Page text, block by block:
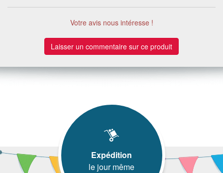
Votre avis nous intéresse !
Laisser un commentaire sur ce produit
Expédition
le jour même